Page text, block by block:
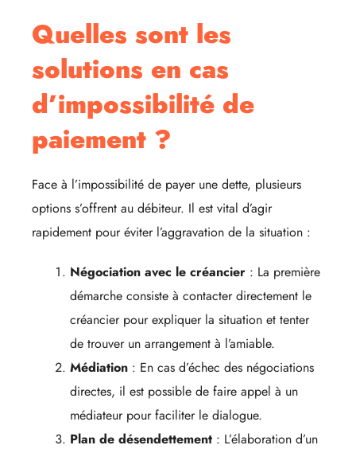
Quelles sont les
solutions en cas
d’impossibilité de
paiement ?
Face à l’impossibilité de payer une dette, plusieurs
options s’offrent au débiteur. Il est vital d’agir
rapidement pour éviter l’aggravation de la situation :
Négociation avec le créancier : La première
démarche consiste à contacter directement le
créancier pour expliquer la situation et tenter
de trouver un arrangement à l’amiable.
Médiation : En cas d’échec des négociations
directes, il est possible de faire appel à un
médiateur pour faciliter le dialogue.
Plan de désendettement : L’élaboration d’un